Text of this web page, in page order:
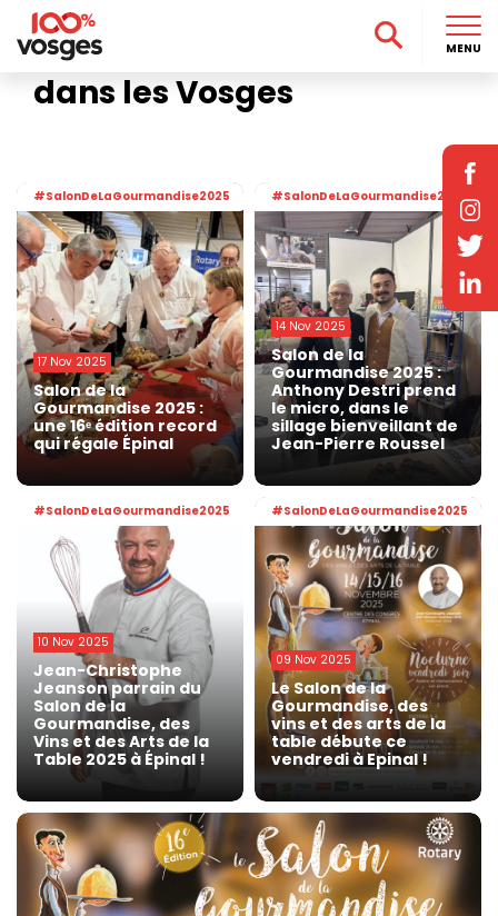
Accueil>
dans les Vosges
#SalonDeLaGourmandise2025
17 Nov 2025
Salon de la
Gourmandise 2025 :
une 16ᵉ édition record
qui régale Épinal
#SalonDeLaGourmandise2025
14 Nov 2025
Salon de la
Gourmandise 2025 :
Anthony Destri prend
le micro, dans le
sillage bienveillant de
Jean-Pierre Roussel
#SalonDeLaGourmandise2025
10 Nov 2025
Jean-Christophe
Jeanson parrain du
Salon de la
Gourmandise, des
Vins et des Arts de la
Table 2025 à Épinal !
#SalonDeLaGourmandise2025
09 Nov 2025
Le Salon de la
Gourmandise, des
vins et des arts de la
table débute ce
vendredi à Epinal !
MENU